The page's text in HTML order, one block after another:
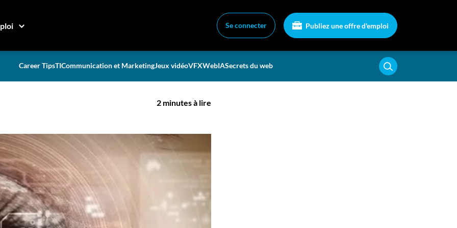
Se connecter Publiez une offre d'emploi
Career TipsTICommunication et MarketingJeux vidéoVFXWebIASecrets du web
Technologies iBIONICS
en recherche pour
2 minutes à lire